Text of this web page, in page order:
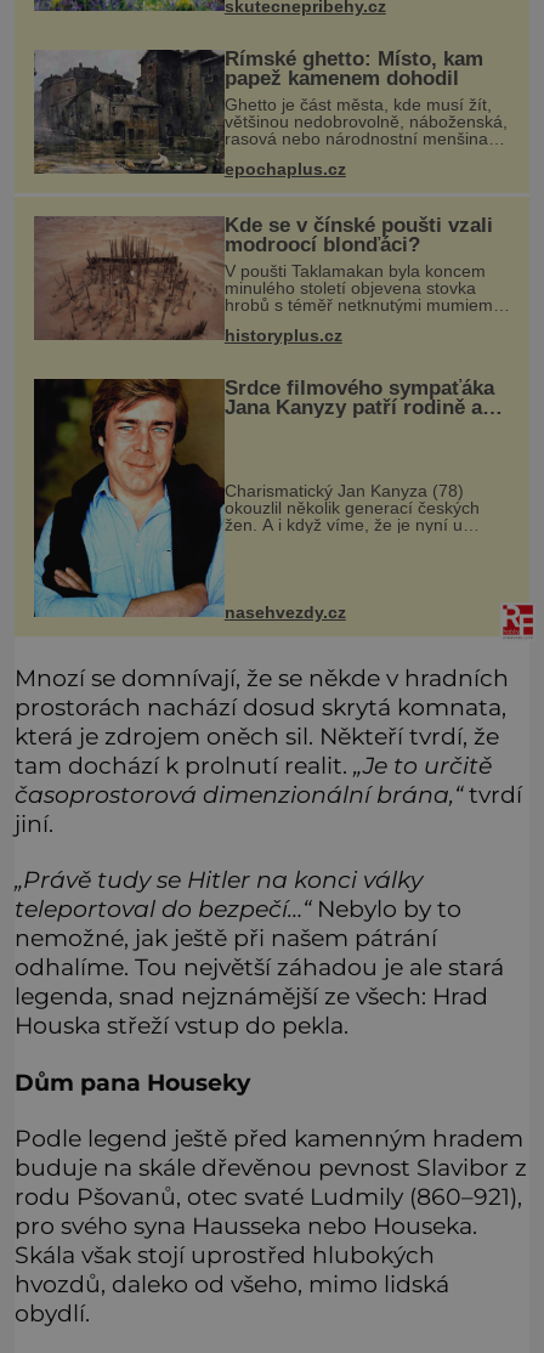
ulevilo. Ráda vzpomínám na své
skutecnepribehy.cz
Římské ghetto: Místo, kam
papež kamenem dohodil
Ghetto je část města, kde musí žít,
většinou nedobrovolně, náboženská,
rasová nebo národnostní menšina
obyvatel. Bohaté historické
zkušenosti mají s takovým životem
Židé. Už od středověku jsou totiž
epochaplus.cz
Kde se v čínské poušti vzali
modroocí blonďáci?
V poušti Taklamakan byla koncem
minulého století objevena stovka
hrobů s téměř netknutými mumiemi.
četnými milodary. Asi nejvíc přitom
historyplus.cz
Srdce filmového sympaťáka
Jana Kanyzy patří rodině a
Charismatický Jan Kanyza (78)
okouzlil několik generací českých
žen. A i když víme, že je nyní u
pravdivějším herectví stýská. Sympa
nasehvezdy.cz
Mnozí se domnívají, že se někde v hradních
prostorách nachází dosud skrytá komnata,
která je zdrojem oněch sil. Někteří tvrdí, že
tam dochází k prolnutí realit. „Je to určitě
časoprostorová dimenzionální brána,“tvrdí
jiní.
„Právě tudy se Hitler na konci války
teleportoval do bezpečí…“Nebylo by to
nemožné, jak ještě při našem pátrání
odhalíme. Tou největší záhadou je ale stará
legenda, snad nejznámější ze všech: Hrad
Houska střeží vstup do pekla.
Dům pana Houseky
Podle legend ještě před kamenným hradem
buduje na skále dřevěnou pevnost Slavibor z
rodu Pšovanů, otec svaté Ludmily (860–921),
pro svého syna Hausseka nebo Houseka.
Skála však stojí uprostřed hlubokých
hvozdů, daleko od všeho, mimo lidská
obydlí.